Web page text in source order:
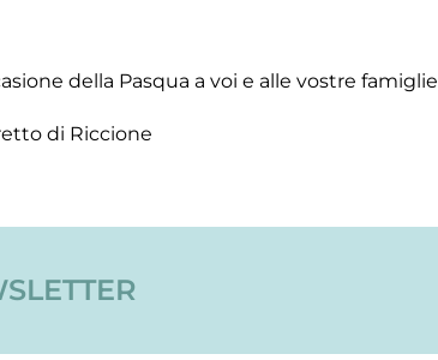
della Pasqua a voi e alle vostre famiglie
di Riccione